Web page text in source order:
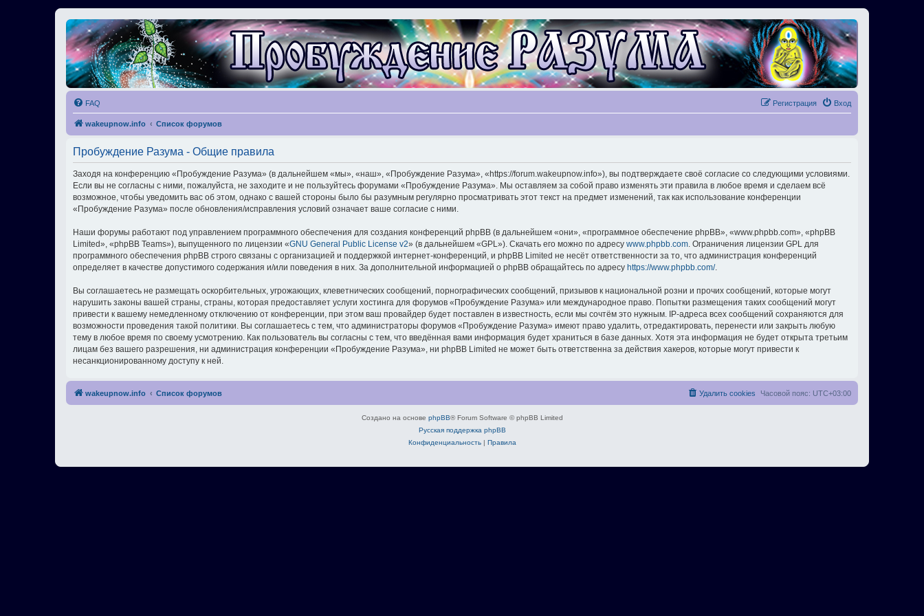
FAQ Вход
Регистрация
wakeupnow.info Список форумов
Пробуждение Разума - Общие правила
Заходя на конференцию «Пробуждение Разума» (в дальнейшем «мы», «наш», «Пробуждение Разума», «https://forum.wakeupnow.info»), вы подтверждаете своё согласие со следующими условиями.
Если вы не согласны с ними, пожалуйста, не заходите и не пользуйтесь форумами «Пробуждение Разума». Мы оставляем за собой право изменять эти правила в любое время и сделаем всё
возможное, чтобы уведомить вас об этом, однако с вашей стороны было бы разумным регулярно просматривать этот текст на предмет изменений, так как использование конференции
«Пробуждение Разума» после обновления/исправления условий означает ваше согласие с ними.
Наши форумы работают под управлением программного обеспечения для создания конференций phpBB (в дальнейшем «они», «программное обеспечение phpBB», «www.phpbb.com», «phpBB
Limited», «phpBB Teams»), выпущенного по лицензии «GNU General Public License v2» (в дальнейшем «GPL»). Скачать его можно по адресу www.phpbb.com. Ограничения лицензии GPL для
программного обеспечения phpBB строго связаны с организацией и поддержкой интернет-конференций, и phpBB Limited не несёт ответственности за то, что администрация конференций
определяет в качестве допустимого содержания и/или поведения в них. За дополнительной информацией о phpBB обращайтесь по адресу https://www.phpbb.com/.
Вы соглашаетесь не размещать оскорбительных, угрожающих, клеветнических сообщений, порнографических сообщений, призывов к национальной розни и прочих сообщений, которые могут
нарушить законы вашей страны, страны, которая предоставляет услуги хостинга для форумов «Пробуждение Разума» или международное право. Попытки размещения таких сообщений могут
привести к вашему немедленному отключению от конференции, при этом ваш провайдер будет поставлен в известность, если мы сочтём это нужным. IP-адреса всех сообщений сохраняются для
возможности проведения такой политики. Вы соглашаетесь с тем, что администраторы форумов «Пробуждение Разума» имеют право удалить, отредактировать, перенести или закрыть любую
тему в любое время по своему усмотрению. Как пользователь вы согласны с тем, что введённая вами информация будет храниться в базе данных. Хотя эта информация не будет открыта третьим
лицам без вашего разрешения, ни администрация конференции «Пробуждение Разума», ни phpBB Limited не может быть ответственна за действия хакеров, которые могут привести к
несанкционированному доступу к ней.
wakeupnow.info Список форумов Часовой пояс: UTC+03:00
Удалить cookies
Создано на основе phpBB® Forum Software © phpBB Limited
Русская поддержка phpBB
Конфиденциальность| Правила